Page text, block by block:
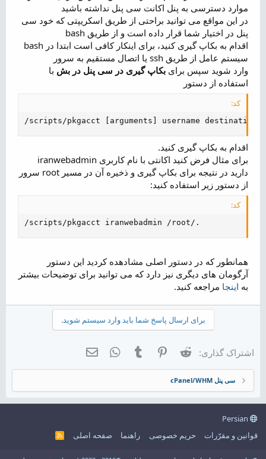
موارد دسترسی به پنل اکانت سی پنل نداشته باشید
در این مواقع می توانید براحتی از طریق اسکریپتی که خود سی
پنل در اختیار شما قرار داده است و از طریق bash
اقدام به بکاپ گیری کنید، برای اینکار کافی است ابتدا در bash
سیستم عامل از طریق ssh یا اتصال مستقیم به سرور
وارد شوید سپس برای بکاپ گیری در سی پنل در بش با
استفاده از دستور
کد:
/scripts/pkgacct [arguments] username destination
اقدام به بکاپ گیری کنید.
برای مثال فرض کنید اکانتی با نام کاربری iranwebadmin
دارید در نتیجه برای بکاپ گیری و ذخیره آن در مسیر root سرور
از دستور زیر استفاده کنید:
کد:
/scripts/pkgacct iranwebadmin /root/.
همانطور که در دستور اصلی مشادهده کردید این دستور
آرگومان های دیگری نیز دارد که می توانید برای توضیحات بیشتر
به اینجا مراجعه کنید.
برای ارسال پاسخ شما باید وارد سیستم شوید.
اشتراک گذاری: Reddit
Pinterest
Tumblr
WhatsApp
سی پنل cPanel/WHM
قوانین و مقرّرات
حریم خصوصی راهنما صفحه اصلی
R